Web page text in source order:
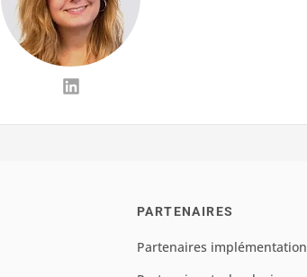
PARTENAIRES
Partenaires implémentation